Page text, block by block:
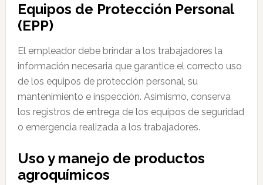
Equipos de Protección Personal
(EPP)
El empleador debe brindar a los trabajadores la
información necesaria que garantice el correcto uso
de los equipos de protección personal, su
mantenimiento e inspección. Asimismo, conserva
los registros de entrega de los equipos de seguridad
o emergencia realizada a los trabajadores.
Uso y manejo de productos
agroquímicos